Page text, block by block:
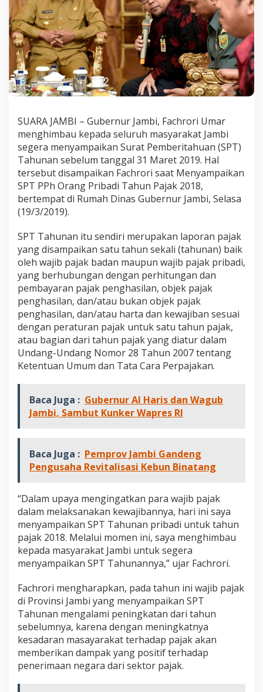
A
g
a
M
y
a
r
k
a
S
e
g
e
r
a
m
p
a
i
k
a
n
S
T
T
a
h
a
n
SUARA JAMBI – Gubernur Jambi, Fachrori Umar
menghimbau kepada seluruh masyarakat Jambi
segera menyampaikan Surat Pemberitahuan (SPT)
Tahunan sebelum tanggal 31 Maret 2019. Hal
tersebut disampaikan Fachrori saat Menyampaikan
SPT PPh Orang Pribadi Tahun Pajak 2018,
bertempat di Rumah Dinas Gubernur Jambi, Selasa
(19/3/2019).
SPT Tahunan itu sendiri merupakan laporan pajak
yang disampaikan satu tahun sekali (tahunan) baik
oleh wajib pajak badan maupun wajib pajak pribadi,
yang berhubungan dengan perhitungan dan
pembayaran pajak penghasilan, objek pajak
penghasilan, dan/atau bukan objek pajak
penghasilan, dan/atau harta dan kewajiban sesuai
dengan peraturan pajak untuk satu tahun pajak,
atau bagian dari tahun pajak yang diatur dalam
Undang-Undang Nomor 28 Tahun 2007 tentang
Ketentuan Umum dan Tata Cara Perpajakan.
Baca Juga : Gubernur Al Haris dan Wagub
Jambi, Sambut Kunker Wapres RI
Baca Juga : Pemprov Jambi Gandeng
Pengusaha Revitalisasi Kebun Binatang
“Dalam upaya mengingatkan para wajib pajak
dalam melaksanakan kewajibannya, hari ini saya
menyampaikan SPT Tahunan pribadi untuk tahun
pajak 2018. Melalui momen ini, saya menghimbau
kepada masyarakat Jambi untuk segera
menyampaikan SPT Tahunannya,” ujar Fachrori.
Fachrori mengharapkan, pada tahun ini wajib pajak
di Provinsi Jambi yang menyampaikan SPT
Tahunan mengalami peningkatan dari tahun
sebelumnya, karena dengan meningkatnya
kesadaran masayarakat terhadap pajak akan
memberikan dampak yang positif terhadap
penerimaan negara dari sektor pajak.